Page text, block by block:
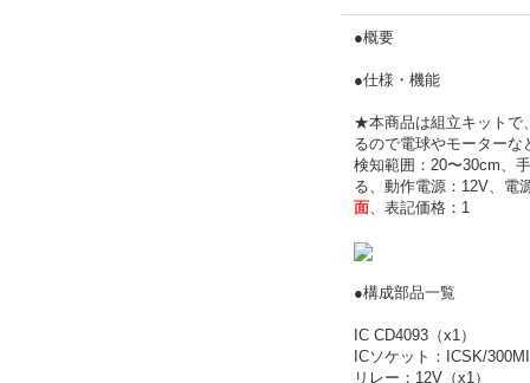
●概要
●仕様・機能
★本商品は組立キットで
るので電球やモーター
検知範囲：20〜30cm、
る、動作電源：12V、電
面、表記価格：1
●構成部品一覧
IC CD4093（x1）
ICソケット：ICSK/
リレー：12V（x1）